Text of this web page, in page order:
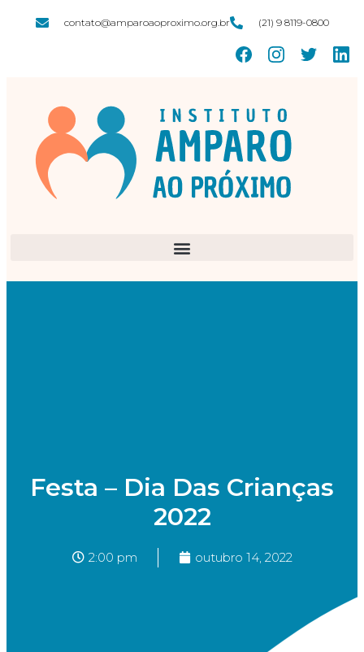
contato@amparoaoproximo.org.br (21) 9 8119-0800
Festa – Dia Das Crianças
2022
2:00 pm outubro 14, 2022